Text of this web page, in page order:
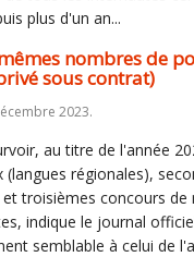
plus d'un an...
nombres de
sous contrat)
2023.
au titre de l'année
régionales),
troisièmes concours
indique le journal
semblable à celui de